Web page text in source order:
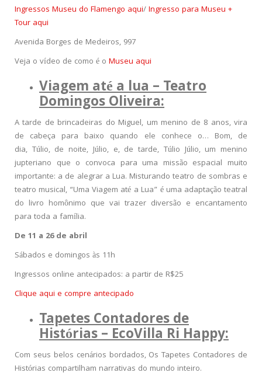
Ingressos Museu do Flamengo aqui/Ingresso para Museu +
Tour aqui
Avenida Borges de Medeiros, 997
Veja o vídeo de como é o Museu aqui
Viagem até a lua – Teatro
Domingos Oliveira:
A tarde de brincadeiras do Miguel, um menino de 8 anos, vira
de cabeça para baixo quando ele conhece o… Bom, de
dia, Túlio, de noite, Júlio, e, de tarde, Túlio Júlio, um menino
jupteriano que o convoca para uma missão espacial muito
importante: a de alegrar a Lua. Misturando teatro de sombras e
teatro musical, “Uma Viagem até a Lua” é uma adaptação teatral
do livro homônimo que vai trazer diversão e encantamento
para toda a família.
De 11 a 26 de abril
Sábados e domingos às 11h
Ingressos online antecipados: a partir de R$25
Clique aqui e compre antecipado
Tapetes Contadores de
Histórias –EcoVilla Ri Happy:
Com seus belos cenários bordados, Os Tapetes Contadores de
Histórias compartilham narrativas do mundo inteiro.